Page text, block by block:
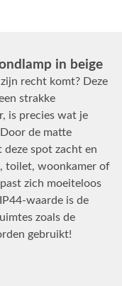
in beige
recht komt? Deze
strakke
is precies wat je
de matte
deze spot zacht en
toilet, woonkamer of
zich moeiteloos
waarde is de
zoals de
gebruikt!